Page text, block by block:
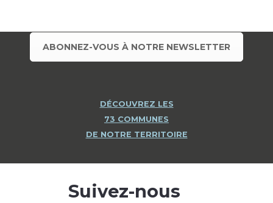
ABONNEZ-VOUS À NOTRE NEWSLETTER
DÉCOUVREZ LES
73 COMMUNES
DE NOTRE TERRITOIRE
Suivez-nous